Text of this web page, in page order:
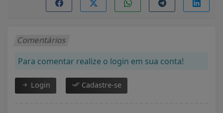
Comentários
Para comentar realize o login em sua conta!
Login Cadastre-se